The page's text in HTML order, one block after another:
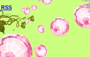
RSS